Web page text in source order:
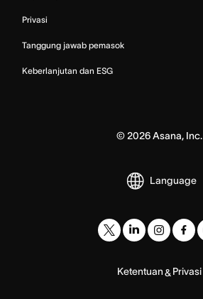
Privasi
Tanggung jawab pemasok
Keberlanjutan dan ESG
© 2026Asana, Inc.
Language
Ketentuan& Privasi